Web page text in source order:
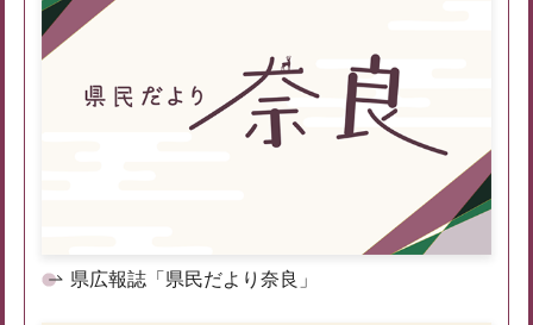
県広報誌「県民だより奈良」